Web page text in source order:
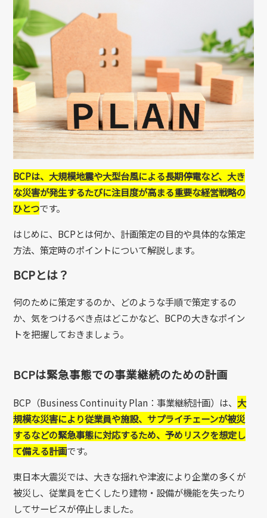
BCPは、大規模地震や大型台風による長期停電など、大き
な災害が発生するたびに注目度が高まる重要な経営戦略の
ひとつです。
はじめに、BCPとは何か、計画策定の目的や具体的な策定
方法、策定時のポイントについて解説します。
BCPとは？
何のために策定するのか、どのような手順で策定するの
か、気をつけるべき点はどこかなど、BCPの大きなポイン
トを把握しておきましょう。
BCPは緊急事態での事業継続のための計画
BCP（Business Continuity Plan：事業継続計画）は、 大
規模な災害により従業員や施設、サプライチェーンが被災
するなどの緊急事態に対応するため、予めリスクを想定し
て備える計画です。
東日本大震災では、大きな揺れや津波により企業の多くが
被災し、従業員を亡くしたり建物・設備が機能を失ったり
してサービスが停止しました。